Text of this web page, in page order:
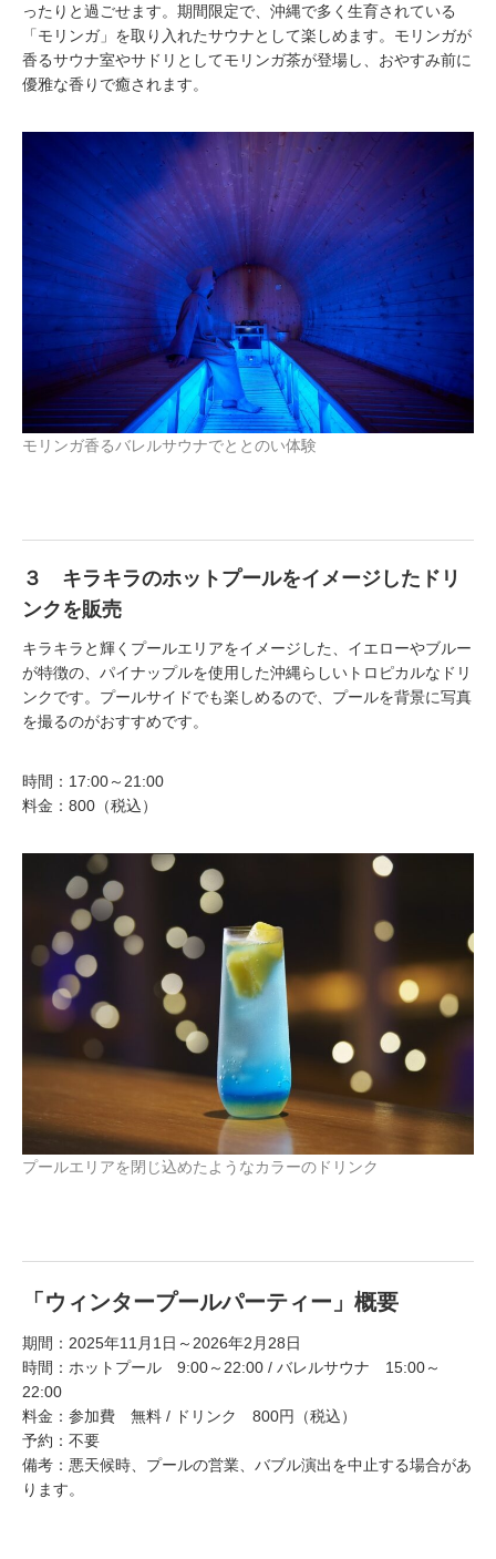
ったりと過ごせます。期間限定で、沖縄で多く生育されている
「モリンガ」を取り入れたサウナとして楽しめます。モリンガが
香るサウナ室やサドリとしてモリンガ茶が登場し、おやすみ前に
優雅な香りで癒されます。
モリンガ香るバレルサウナでととのい体験
３ キラキラのホットプールをイメージしたドリ
ンクを販売
キラキラと輝くプールエリアをイメージした、イエローやブルー
が特徴の、パイナップルを使用した沖縄らしいトロピカルなドリ
ンクです。プールサイドでも楽しめるので、プールを背景に写真
を撮るのがおすすめです。
時間：17:00～21:00
料金：800（税込）
プールエリアを閉じ込めたようなカラーのドリンク
「ウィンタープールパーティー」概要
期間：2025年11月1日～2026年2月28日
時間：ホットプール 9:00～22:00 / バレルサウナ 15:00～
22:00
料金：参加費 無料 / ドリンク 800円（税込）
予約：不要
備考：悪天候時、プールの営業、バブル演出を中止する場合があ
ります。